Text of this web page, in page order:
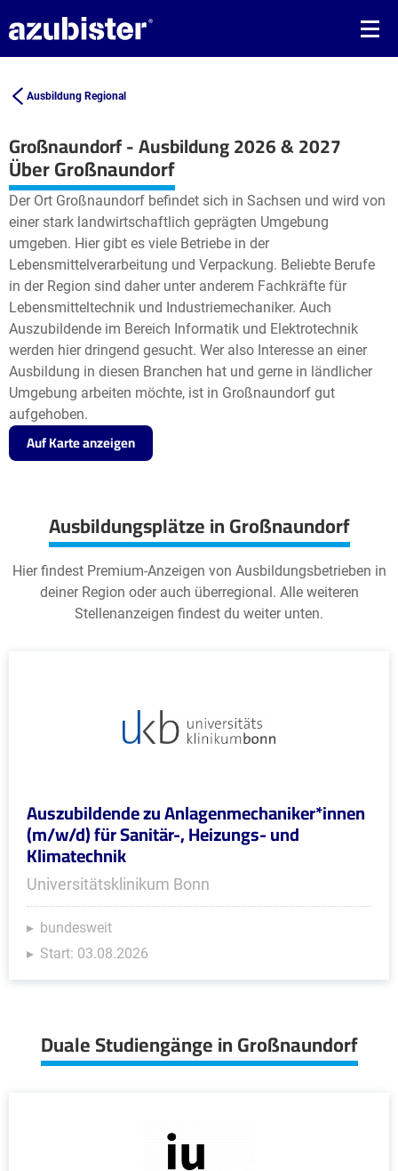
Ausbildung Regional
Großnaundorf - Ausbildung 2026 & 2027
+
−
Leaflet| ©OpenStreetMap2 contributors
Über Großnaundorf
Der Ort Großnaundorf befindet sich in Sachsen und wird von
einer stark landwirtschaftlich geprägten Umgebung
umgeben. Hier gibt es viele Betriebe in der
Lebensmittelverarbeitung und Verpackung. Beliebte Berufe
in der Region sind daher unter anderem Fachkräfte für
Lebensmitteltechnik und Industriemechaniker. Auch
Auszubildende im Bereich Informatik und Elektrotechnik
werden hier dringend gesucht. Wer also Interesse an einer
Ausbildung in diesen Branchen hat und gerne in ländlicher
Umgebung arbeiten möchte, ist in Großnaundorf gut
aufgehoben.
Auf Karte anzeigen
Ausbildungsplätze in Großnaundorf
Hier findest Premium-Anzeigen von Ausbildungsbetrieben in
deiner Region oder auch überregional. Alle weiteren
Stellenanzeigen findest du weiter unten.
Auszubildende zu Anlagenmechaniker*innen
(m/w/d) für Sanitär-, Heizungs- und
Klimatechnik
Universitätsklinikum Bonn
bundesweit
Start: 03.08.2026
Duale Studiengänge in Großnaundorf